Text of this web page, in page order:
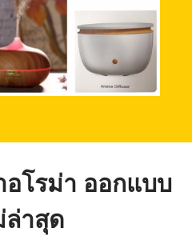
อโรม่า ออกแบบ
าสุด